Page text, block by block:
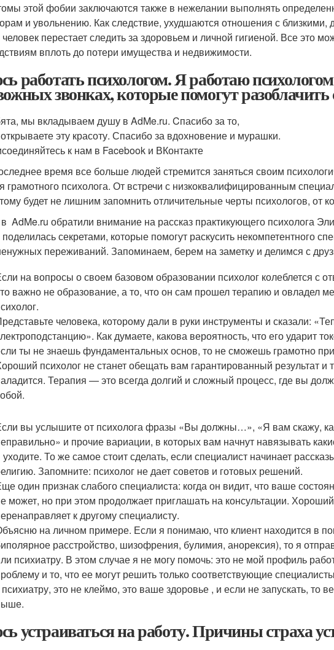
этой фобии заключаются также в нежелании выполнять
и увольнению. Как следствие, ухудшаются отношения с
человек перестает следить за здоровьем и личной гигиеной. Все это
вплоть до потери имущества и недвижимости.
работать психологом. Я работаю
звонках, которые помогут разоблачить
мы вкладываем душу в AdMe.ru. Cпасибо за то,
эту красоту. Спасибо за вдохновение и мурашки.
к нам в Facebook и ВКонтакте
время все больше людей стремится заняться своим
грамотного психолога. От встречи с низкоквалифицированным
будет не лишним запомнить отличительные черты психологов, от
AdMe.ru обратили внимание на рассказ практикующего психолога
секретами, которые помогут раскусить некомпетентного
переживаний. Запоминаем, берем на заметку и делимся с
на вопросы о своем базовом образовании психолог колеблется с
важно не образование, а то, что он сам прошел терапию и овладел
человека, которому дали в руки инструменты и сказали:
Как думаете, какова вероятность, что его ударит
ты не знаешь фундаментальных основ, то не сможешь грамотно
психолог не станет обещать вам гарантированный результат
Терапия — это всегда долгий и сложный процесс, где вы
вы услышите от психолога фразы «Вы должны…», «Я вам скажу,
и прочие вариации, в которых вам начнут навязывать
уходите. То же самое стоит сделать, если специалист начинает
Запомните: психолог не дает советов и готовых решений.
один признак слабого специалиста: когда он видит, что ваше
может, но при этом продолжает приглашать на консультации.
к другому специалисту.
на личном примере. Если я понимаю, что клиент находится в
расстройство, шизофрения, булимия, анорексия), то я
психиатру. В этом случае я не могу помочь: это не мой профиль
и то, что ее могут решить только соответствующие
психиатру, это не клеймо, это ваше здоровье , и если не запускать, то
устраиваться на работу. Причины страха